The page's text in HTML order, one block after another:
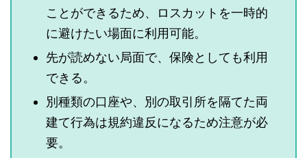
ことができるため、ロスカットを一時的
に避けたい場面に利用可能。
先が読めない局面で、保険としても利用
できる。
別種類の口座や、別の取引所を隔てた両
建て行為は規約違反になるため注意が必
要。